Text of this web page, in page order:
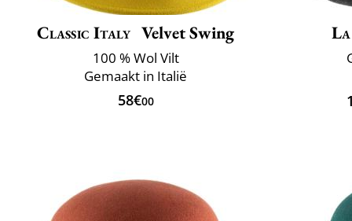
Classic Italy Velvet Swing
100 % Wol Vilt
Gemaakt in Italië
58€00